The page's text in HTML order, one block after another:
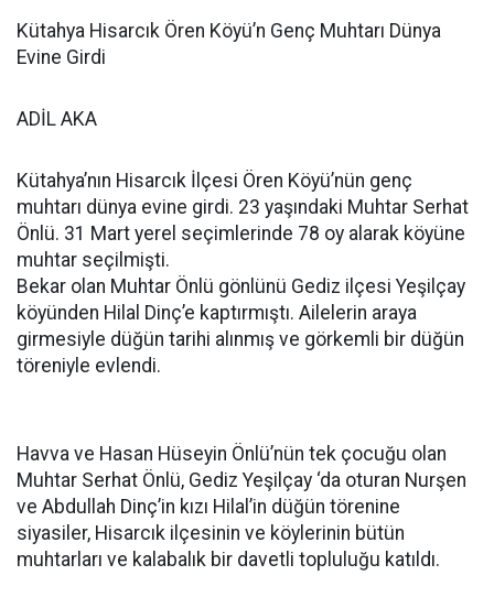
Kütahya Hisarcık Ören Köyü’n Genç Muhtarı Dünya
Evine Girdi
ADİL AKA
Kütahya’nın Hisarcık İlçesi Ören Köyü’nün genç
muhtarı dünya evine girdi. 23 yaşındaki Muhtar Serhat
Önlü. 31 Mart yerel seçimlerinde 78 oy alarak köyüne
muhtar seçilmişti.
Bekar olan Muhtar Önlü gönlünü Gediz ilçesi Yeşilçay
köyünden Hilal Dinç’e kaptırmıştı. Ailelerin araya
girmesiyle düğün tarihi alınmış ve görkemli bir düğün
töreniyle evlendi.
Havva ve Hasan Hüseyin Önlü’nün tek çocuğu olan
Muhtar Serhat Önlü, Gediz Yeşilçay ‘da oturan Nurşen
ve Abdullah Dinç’in kızı Hilal’in düğün törenine
siyasiler, Hisarcık ilçesinin ve köylerinin bütün
muhtarları ve kalabalık bir davetli topluluğu katıldı.